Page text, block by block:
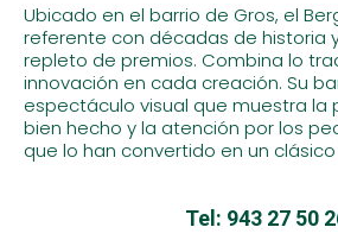
Ubicado en el barrio de Gros, el
referente con décadas de historia
repleto de premios. Combina lo
innovación en cada creación. Su
espectáculo visual que muestra la
bien hecho y la atención por los
que lo han convertido en un
Tel: 943 27 50